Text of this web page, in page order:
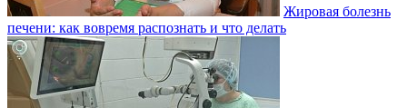
Жировая болезнь
печени: как вовремя распознать и что делать